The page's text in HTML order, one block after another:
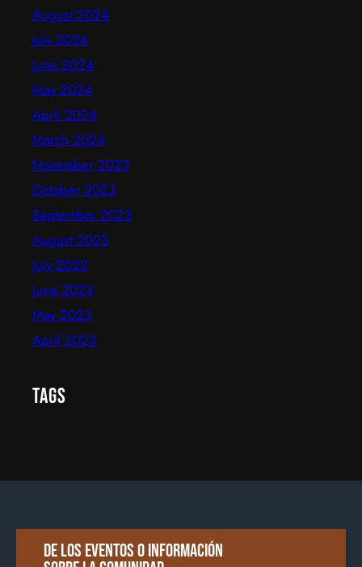
August 2024
July 2024
June 2024
May 2024
April 2024
March 2024
November 2023
October 2023
September 2023
August 2023
July 2023
June 2023
May 2023
April 2023
Tags
De los eventos o información